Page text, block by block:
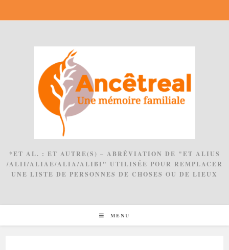
*ET AL. : ET AUTRE(S) – ABRÉVIATION DE "ET ALIUS
/ALII/ALIAE/ALIA/ALIBI" UTILISÉE POUR REMPLACER
UNE LISTE DE PERSONNES DE CHOSES OU DE LIEUX
MENU